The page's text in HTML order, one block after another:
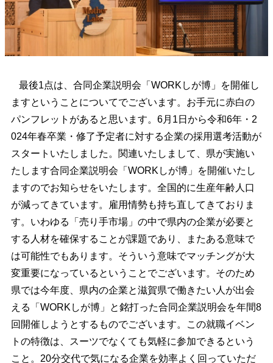
最後1点は、合同企業説明会「WORKしが博」を開催し
ますということについてでございます。お手元に赤白の
パンフレットがあると思います。6月1日から令和6年・2
024年春卒業・修了予定者に対する企業の採用選考活動が
スタートいたしました。関連いたしまして、県が実施い
たします合同企業説明会「WORKしが博」を開催いたし
ますのでお知らせをいたします。全国的に生産年齢人口
が減ってきています。雇用情勢も持ち直してきておりま
す。いわゆる「売り手市場」の中で県内の企業が必要と
する人材を確保することが課題であり、またある意味で
は可能性でもあります。そういう意味でマッチングが大
変重要になっているということでございます。そのため
県では今年度、県内の企業と滋賀県で働きたい人が出会
える「WORKしが博」と銘打った合同企業説明会を年間8
回開催しようとするものでございます。この就職イベン
トの特徴は、スーツでなくても気軽に参加できるという
こと。20分交代で気になる企業を効率よく回っていただ